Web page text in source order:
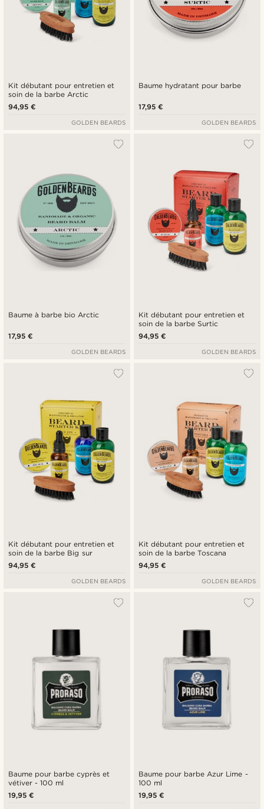
Kit débutant pour entretien et
soin de la barbe Arctic
94,95 €
GOLDEN BEARDS
Baume hydratant pour barbe
17,95 €
GOLDEN BEARDS
Baume à barbe bio Arctic
17,95 €
GOLDEN BEARDS
Kit débutant pour entretien et
soin de la barbe Surtic
94,95 €
GOLDEN BEARDS
Kit débutant pour entretien et
soin de la barbe Big sur
94,95 €
GOLDEN BEARDS
Kit débutant pour entretien et
soin de la barbe Toscana
94,95 €
GOLDEN BEARDS
Baume pour barbe cyprès et
vétiver - 100 ml
19,95 €
Baume pour barbe Azur Lime -
100 ml
19,95 €